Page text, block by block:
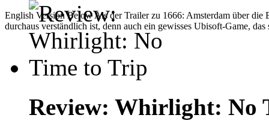
English Version Below Als der Trailer zu 1666: Amsterdam über die
durchaus verständlich ist, denn auch ein gewisses Ubisoft-Game,
Review: Whirlight: No